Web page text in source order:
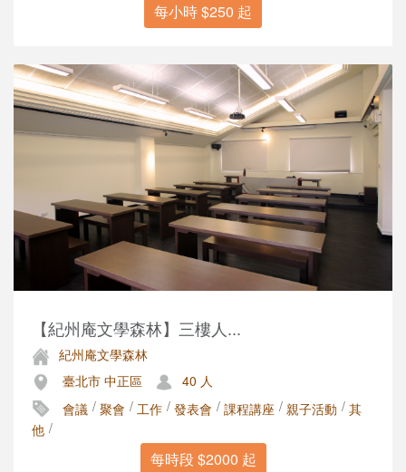
每小時 $250 起
【紀州庵文學森林】三樓人...
紀州庵文學森林
臺北市 中正區
40 人
會議 / 聚會 / 工作 / 發表會 / 課程講座 / 親子活動 / 其
他 /
每時段 $2000 起